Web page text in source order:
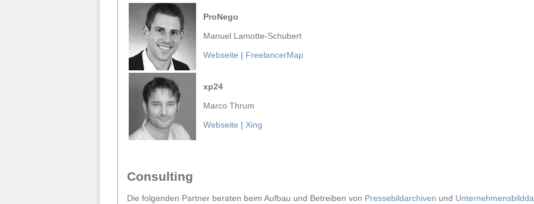
ProNego
Manuel Lamotte-Schubert
Webseite | FreelancerMap
xp24
Marco Thrum
Webseite | Xing
Consulting
Die folgenden Partner beraten beim Aufbau und Betreiben von Pressebildarchiven und